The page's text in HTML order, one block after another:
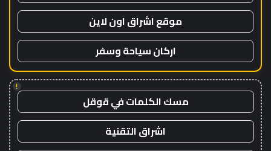
موقع اشراق اون لاين
اركان سياحة وسفر
!
مسك الكلمات في قوقل
اشراق التقنية